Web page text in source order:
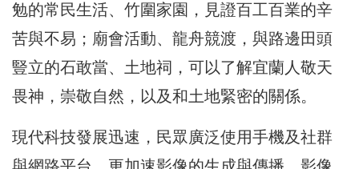
勉的常民生活、竹圍家園，見證百工百業的辛
苦與不易；廟會活動、龍舟競渡，與路邊田頭
豎立的石敢當、土地祠，可以了解宜蘭人敬天
畏神，崇敬自然，以及和土地緊密的關係。
現代科技發展迅速，民眾廣泛使用手機及社群